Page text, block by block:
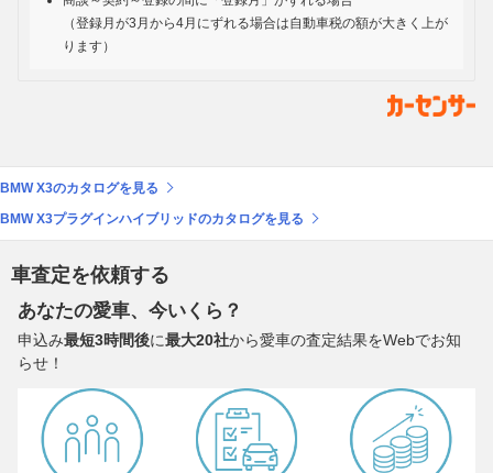
（登録月が3月から4月にずれる場合は自動車税の額が大きく上が
ります）
BMW X3のカタログを見る
BMW X3プラグインハイブリッドのカタログを見る
車査定を依頼する
あなたの愛車、今いくら？
申込み最短3時間後に最大20社から愛車の査定結果をWebでお知
らせ！